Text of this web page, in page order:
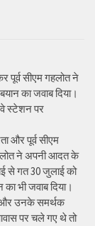
पूर्व सीएम गहलोत ने
का जवाब दिया।
स्टेशन पर
और पूर्व सीएम
ने अपनी आदत के
से गत 30 जुलाई को
भी जवाब दिया।
और उनके समर्थक
पर चले गए थे तो